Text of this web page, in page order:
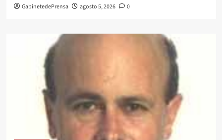
GabinetedePrensa agosto 5, 2026 0